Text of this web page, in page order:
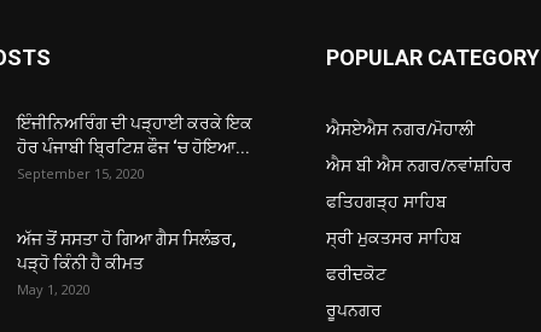
ਇੰਜੀਨਿਅਰਿੰਗ ਦੀ ਪੜ੍ਹਾਈ ਕਰਕੇ ਇਕ
ਹੋਰ ਪੰਜਾਬੀ ਬ੍ਰਿਟਿਸ਼ ਫੌਜ ‘ਚ ਹੋਇਆ...
September 15, 2020
ਅੱਜ ਤੋਂ ਸਸਤਾ ਹੋ ਗਿਆ ਗੈਸ ਸਿਲੰਡਰ,
ਪੜ੍ਹੋ ਕਿੰਨੀ ਹੈ ਕੀਮਤ
May 1, 2020
POPULAR CATEGORY
ਐਸਏਐਸ ਨਗਰ/ਮੋਹਾਲੀ
ਐਸ ਬੀ ਐਸ ਨਗਰ/ਨਵਾਂਸ਼ਹਿਰ
ਫਤਿਹਗੜ੍ਹ ਸਾਹਿਬ
ਸ੍ਰੀ ਮੁਕਤਸਰ ਸਾਹਿਬ
ਫਰੀਦਕੋਟ
ਰੂਪਨਗਰ